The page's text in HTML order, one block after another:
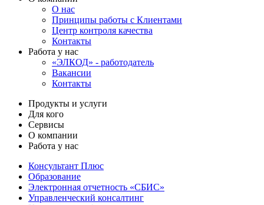
О нас
Принципы работы с Клиентами
Центр контроля качества
Контакты
Работа у нас
«ЭЛКОД» - работодатель
Вакансии
Контакты
Продукты и услуги
Для кого
Сервисы
О компании
Работа у нас
Консультант Плюс
Образование
Электронная отчетность «СБИС»
Управленческий консалтинг